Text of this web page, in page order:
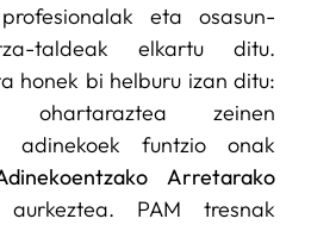
eta osasun-
taldeak elkartu ditu.
honek bi helburu izan ditu:
zeinen
adinekoek funtzio onak
Arretarako
PAM tresnak